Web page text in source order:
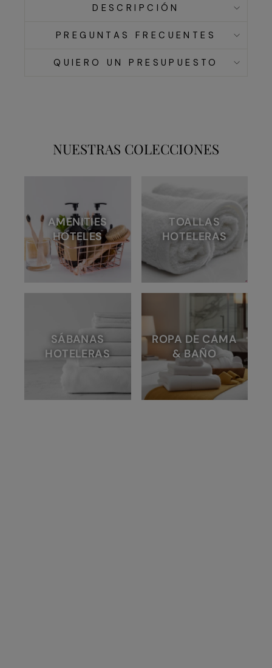
DESCRIPCIÓN
PREGUNTAS FRECUENTES
QUIERO UN PRESUPUESTO
NUESTRAS COLECCIONES
AMENITIES
HOTELES
TOALLAS
HOTELERAS
SÁBANAS
HOTELERAS
ROPA DE CAMA
& BAÑO